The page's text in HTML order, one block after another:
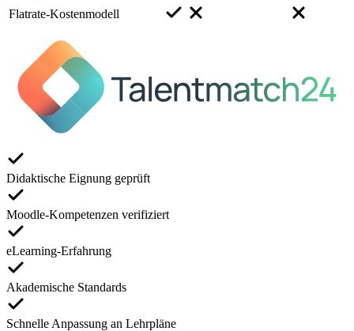
Flatrate-Kostenmodell
Didaktische Eignung geprüft
Moodle-Kompetenzen verifiziert
eLearning-Erfahrung
Akademische Standards
Schnelle Anpassung an Lehrpläne